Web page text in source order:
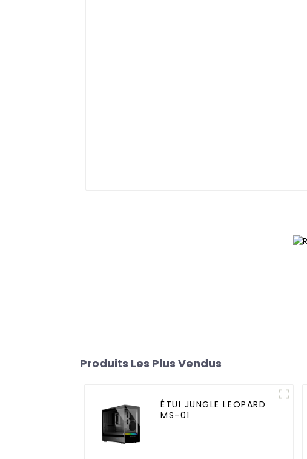
Produits Les Plus Vendus
ÉTUI JUNGLE LEOPARD
MS-01